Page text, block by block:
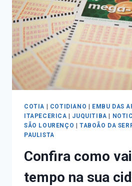
COTIA COTIDIANO EMBU DAS
ITAPECERICA
JUQUITIBA
SÃO LOURENÇO
TABOÃO DA
PAULISTA
Confira como
tempo na sua